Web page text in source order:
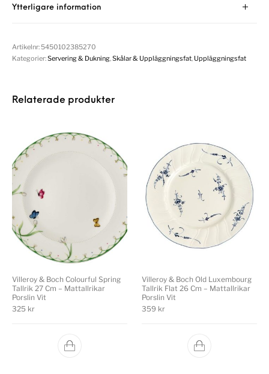
Ytterligare information
Artikelnr: 5450102385270
Kategorier:Servering & Dukning ,Skålar & Uppläggningsfat Uppläggningsfat
Relaterade produkter
Villeroy & Boch Colourful Spring
Tallrik 27 Cm – Mattallrikar
Porslin Vit
325 kr
Villeroy & Boch Old Luxembourg
Tallrik Flat 26 Cm – Mattallrikar
Porslin Vit
359 kr